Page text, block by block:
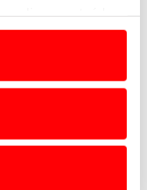
e/ou serviços.
e limitando
no
estreia-se
(48 V),